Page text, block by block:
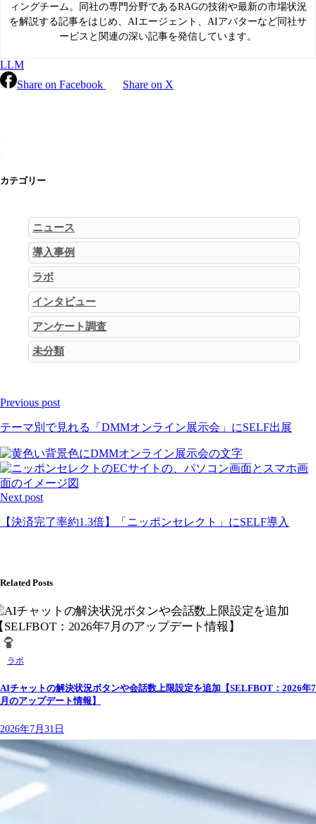
ィングチーム。同社の専門分野であるRAGの技術や最新の市場状況
を解説する記事をはじめ、AIエージェント、AIアバターなど同社サ
ービスと関連の深い記事を発信しています。
LLM
Share on Facebook
Share on X
カテゴリー
ニュース
導入事例
ラボ
インタビュー
アンケート調査
未分類
Previous post
テーマ別で見れる「DMMオンライン展示会」にSELF出展
Next post
【決済完了率約1.3倍】「ニッポンセレクト」にSELF導入
Related Posts
ラボ
AIチャットの解決状況ボタンや会話数上限設定を追加【SELFBOT：2026年7
月のアップデート情報】
2026年7月31日